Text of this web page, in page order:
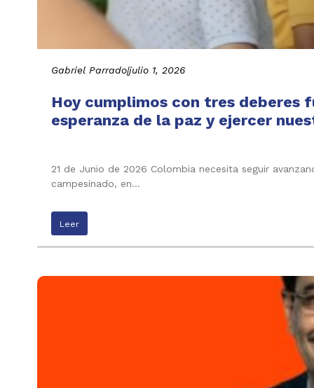
Gabriel Parrado|julio 1, 2026
Hoy cumplimos con tres deberes
esperanza de la paz y ejercer
21 de Junio de 2026 Colombia necesita seguir
campesinado, en…
Leer